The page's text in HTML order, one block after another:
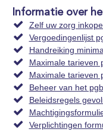
Informatie over
Zelf uw zorg
Vergoedingenlijst
Handreiking
Maximale tarieven
Maximale tarieven
Beheer van het
Beleidsregels
Verplichtingen